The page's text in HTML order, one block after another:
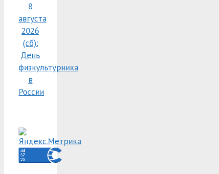
8
августа
2026
(сб):
День
физкультурника
в
России